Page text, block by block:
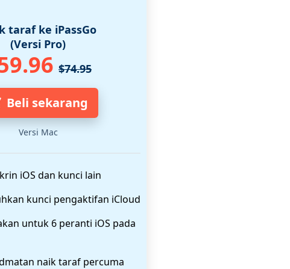
taraf ke iPassGo
(Versi Pro)
$74.95
Beli sekarang
Versi Mac
iOS dan kunci lain
kunci pengaktifan iCloud
untuk 6 peranti iOS pada
naik taraf percuma